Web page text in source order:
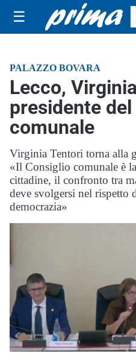
☰
PALAZZO BOVARA
Lecco,
presidente
comunale
Virginia Tentori torna alla
«Il Consiglio comunale è
cittadine, il confronto tra
deve svolgersi nel rispetto
democrazia»